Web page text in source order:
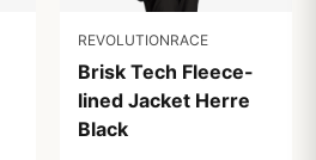
REVOLUTIONRACE
Brisk Tech Fleece-
lined Jacket Herre
Black